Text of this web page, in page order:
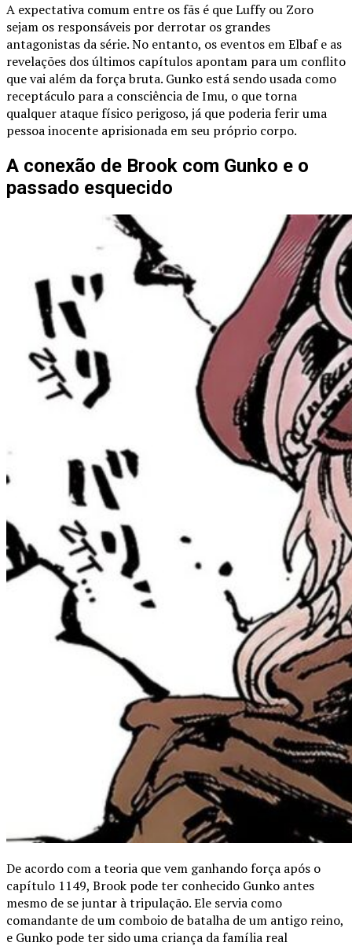
A expectativa comum entre os fãs é que Luffy ou Zoro
sejam os responsáveis por derrotar os grandes
antagonistas da série. No entanto, os eventos em Elbaf e as
revelações dos últimos capítulos apontam para um conflito
que vai além da força bruta. Gunko está sendo usada como
receptáculo para a consciência de Imu, o que torna
qualquer ataque físico perigoso, já que poderia ferir uma
pessoa inocente aprisionada em seu próprio corpo.
A conexão de Brook com Gunko e o
passado esquecido
De acordo com a teoria que vem ganhando força após o
capítulo 1149, Brook pode ter conhecido Gunko antes
mesmo de se juntar à tripulação. Ele servia como
comandante de um comboio de batalha de um antigo reino,
e Gunko pode ter sido uma criança da família real